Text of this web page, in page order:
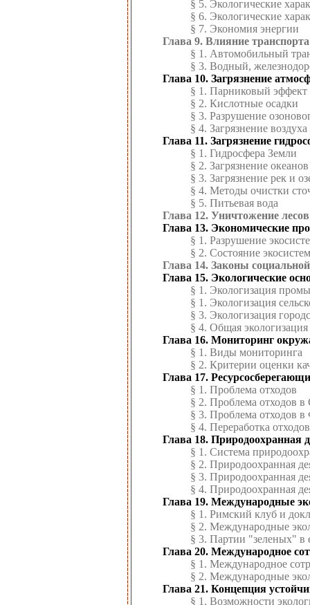
§ 5. Экологические
§ 6. Экологические
§ 7. Экономия энергии
Глава 9. Влияние
§ 1. Автомобильный
§ 3. Водный,
Глава 10. Загрязнение
§ 1. Парниковый эффект
§ 2. Кислотные осадки
§ 3. Разрушение
§ 4. Загрязнение
Глава 11. Загрязнение
§ 1. Гидросфера Земли
§ 2. Загрязнение
§ 3. Загрязнение рек и
§ 4. Методы очистки
§ 5. Питьевая вода
Глава 12. Уничтожение
Глава 13. Экономические
§ 1. Разрушение
§ 2. Состояние
Глава 14. Законы
Глава 15. Экологические
§ 1. Экологизация
§ 1. Экологизация
§ 3. Экологизация
§ 4. Общая
Глава 16. Мониторинг
§ 1. Виды мониторинга
§ 2. Критерии оценки
Глава 17.
§ 1. Проблема отходов
§ 2. Проблема отходов
§ 3. Проблема отходов
§ 4. Переработка
Глава 18. Природоохранная
§ 1. Система
§ 2. Природоохранная
§ 3. Природоохранная
§ 4. Природоохранная
Глава 19. Международные
§ 1. Римский клуб и
§ 2. Международные
§ 3. Партии "зеленых" в
Глава 20. Международное
§ 1. Международное
§ 2. Международные
Глава 21. Концепция
§ 1. Возможности